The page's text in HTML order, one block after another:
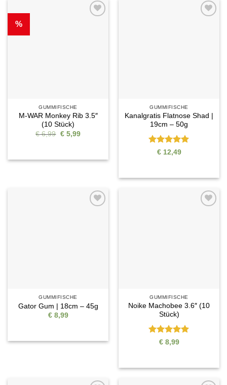
%
GUMMIFISCHE
M-WAR Monkey Rib 3.5″
(10 Stück)
€6,99 Ursprünglicher
€5,99Aktueller
GUMMIFISCHE
Kanalgratis Flatnose Shad |
19cm – 50g
Bewertet
€12,49
GUMMIFISCHE
Gator Gum | 18cm – 45g
€8,99
GUMMIFISCHE
Noike Machobee 3.6″ (10
Stück)
Bewertet
€8,99